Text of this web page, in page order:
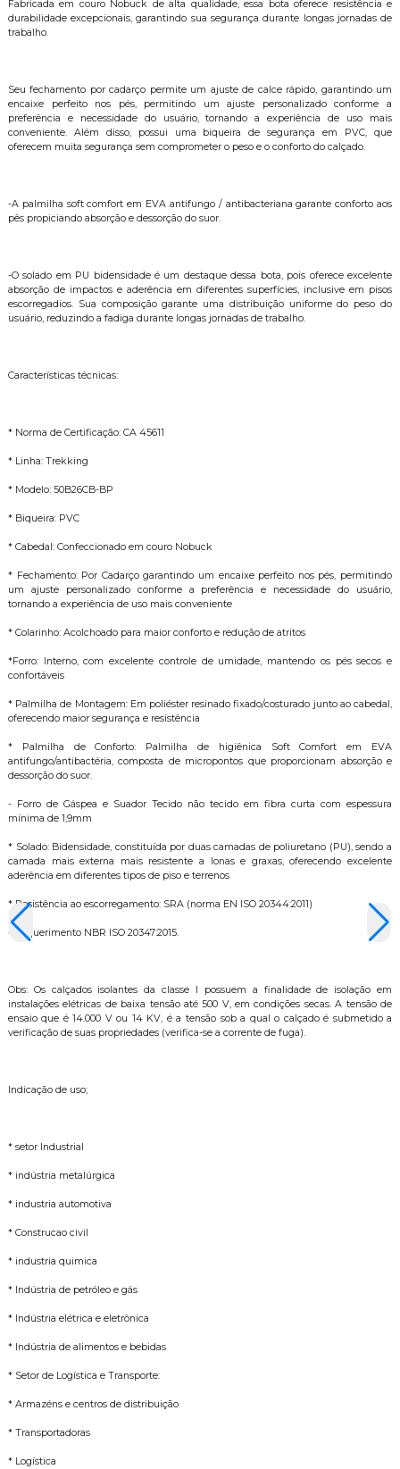
Fabricada em couro Nobuck de alta qualidade, essa bota oferece resistência e
durabilidade excepcionais, garantindo sua segurança durante longas jornadas de
trabalho.
Seu fechamento por cadarço permite um ajuste de calce rápido, garantindo um
encaixe perfeito nos pés, permitindo um ajuste personalizado conforme a
preferência e necessidade do usuário, tornando a experiência de uso mais
conveniente. Além disso, possui uma biqueira de segurança em PVC, que
oferecem muita segurança sem comprometer o peso e o conforto do calçado.
-A palmilha soft comfort em EVA antifungo / antibacteriana garante conforto aos
pês propiciando absorção e dessorção do suor.
-O solado em PU bidensidade é um destaque dessa bota, pois oferece excelente
absorção de impactos e aderência em diferentes superfícies, inclusive em pisos
escorregadios. Sua composição garante uma distribuição uniforme do peso do
usuário, reduzindo a fadiga durante longas jornadas de trabalho.
Características técnicas:
* Norma de Certificação: CA 45611
* Linha: Trekking
* Modelo: 50B26CB-BP
* Biqueira: PVC
* Cabedal: Confeccionado em couro Nobuck
* Fechamento: Por Cadarço garantindo um encaixe perfeito nos pés, permitindo
um ajuste personalizado conforme a preferência e necessidade do usuário,
tornando a experiência de uso mais conveniente
* Colarinho: Acolchoado para maior conforto e redução de atritos
*Forro: Interno, com excelente controle de umidade, mantendo os pés secos e
confortáveis
* Palmilha de Montagem: Em poliéster resinado fixado/costurado junto ao cabedal,
oferecendo maior segurança e resistência
* Palmilha de Conforto: Palmilha de higiênica Soft Comfort em EVA
antifungo/antibactéria, composta de micropontos que proporcionam absorção e
dessorção do suor.
- Forro de Gáspea e Suador Tecido não tecido em fibra curta com espessura
mínima de 1,9mm
* Solado: Bidensidade, constituída por duas camadas de poliuretano (PU), sendo a
camada mais externa mais resistente a lonas e graxas, oferecendo excelente
aderência em diferentes tipos de piso e terrenos
* Resistência ao escorregamento: SRA (norma EN ISO 20344:2011)
- Requerimento NBR ISO 20347:2015.
Obs: Os calçados isolantes da classe I possuem a finalidade de isolação em
instalações elétricas de baixa tensão até 500 V, em condições secas. A tensão de
ensaio que é 14.000 V ou 14 KV, é a tensão sob a qual o calçado é submetido a
verificação de suas propriedades (verifica-se a corrente de fuga).
Indicação de uso;
* setor Industrial
* indústria metalúrgica
* industria automotiva
* Construcao civil
* industria quimica
* Indústria de petróleo e gás
* Indústria elétrica e eletrônica
* Indústria de alimentos e bebidas
* Setor de Logística e Transporte:
* Armazéns e centros de distribuição
* Transportadoras
* Logística